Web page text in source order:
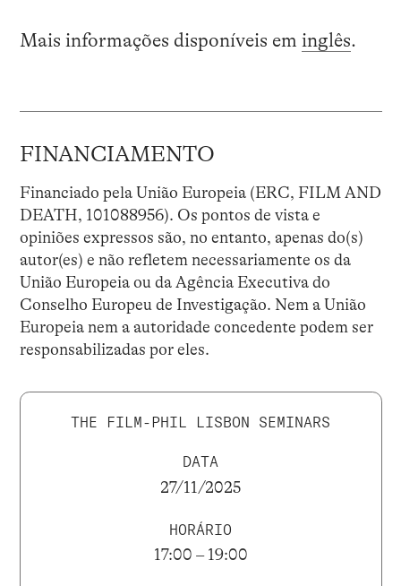
Mais informações disponíveis em inglês.
FINANCIAMENTO
Financiado pela União Europeia (ERC, FILM AND
DEATH, 101088956). Os pontos de vista e
opiniões expressos são, no entanto, apenas do(s)
autor(es) e não refletem necessariamente os da
União Europeia ou da Agência Executiva do
Conselho Europeu de Investigação. Nem a União
Europeia nem a autoridade concedente podem ser
responsabilizadas por eles.
THE FILM-PHIL LISBON SEMINARS
DATA
27/11/2025
HORÁRIO
17:00 – 19:00